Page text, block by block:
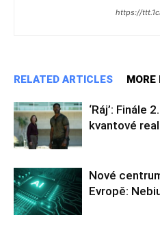
https://
RELATED ARTICLES MORE
‘Ráj’: Finále
kvantové
Nové
Evropě: